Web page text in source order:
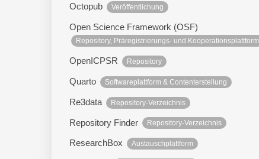
Octopub Veröffentlichung
Open Science Framework (OSF)
Repository, Präregistrierungs- und Kooperationsplattform
OpenICPSR Repository
Quarto Softwareplattform & Contenterstellung
Re3data Repository-Verzeichnis
Repository Finder Repository-Verzeichnis
ResearchBox Austauschplattform